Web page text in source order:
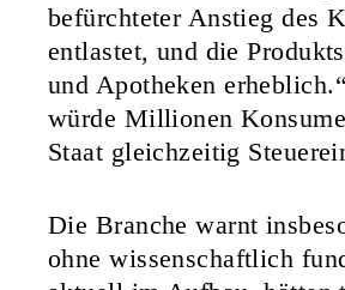
befürchteter Anstieg des
entlastet, und die
und Apotheken
würde Millionen
Staat gleichzeitig
Die Branche warnt
ohne wissenschaftlich